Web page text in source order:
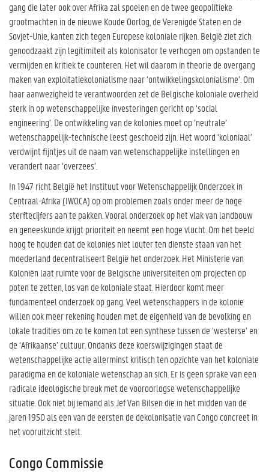
gang die later ook over Afrika zal spoelen en de twee geopolitieke
grootmachten in de nieuwe Koude Oorlog, de Verenigde Staten en de
Sovjet-Unie, kanten zich tegen Europese koloniale rijken. België ziet zich
genoodzaakt zijn legitimiteit als kolonisator te verhogen om opstanden te
vermijden en kritiek te counteren. Het wil daarom in theorie de overgang
maken van exploitatiekolonialisme naar ‘ontwikkelingskolonialisme’. Om
haar aanwezigheid te verantwoorden zet de Belgische koloniale overheid
sterk in op wetenschappelijke investeringen gericht op ‘social
engineering’. De ontwikkeling van de kolonies moet op ‘neutrale’
wetenschappelijk-technische leest geschoeid zijn. Het woord ‘koloniaal’
verdwijnt fijntjes uit de naam van wetenschappelijke instellingen en
verandert naar ‘overzees’.
In 1947 richt België het Instituut voor Wetenschappelijk Onderzoek in
Centraal-Afrika (IWOCA) op om problemen zoals onder meer de hoge
sterftecijfers aan te pakken. Vooral onderzoek op het vlak van landbouw
en geneeskunde krijgt prioriteit en neemt een hoge vlucht. Om het beeld
hoog te houden dat de kolonies niet louter ten dienste staan van het
moederland decentraliseert België het onderzoek. Het Ministerie van
Koloniën laat ruimte voor de Belgische universiteiten om projecten op
poten te zetten, los van de koloniale staat. Hierdoor komt meer
fundamenteel onderzoek op gang. Veel wetenschappers in de kolonie
willen ook meer rekening houden met de eigenheid van de bevolking en
lokale tradities om zo te komen tot een synthese tussen de ‘westerse’ en
de ‘Afrikaanse’ cultuur. Ondanks deze koerswijzigingen staat de
wetenschappelijke actie allerminst kritisch ten opzichte van het koloniale
paradigma en de koloniale wetenschap an sich. Er is geen sprake van een
radicale ideologische breuk met de vooroorlogse wetenschappelijke
situatie. Ook niet bij iemand als Jef Van Bilsen die in het midden van de
jaren 1950 als een van de eersten de dekolonisatie van Congo concreet in
het vooruitzicht stelt.
Congo Commissie